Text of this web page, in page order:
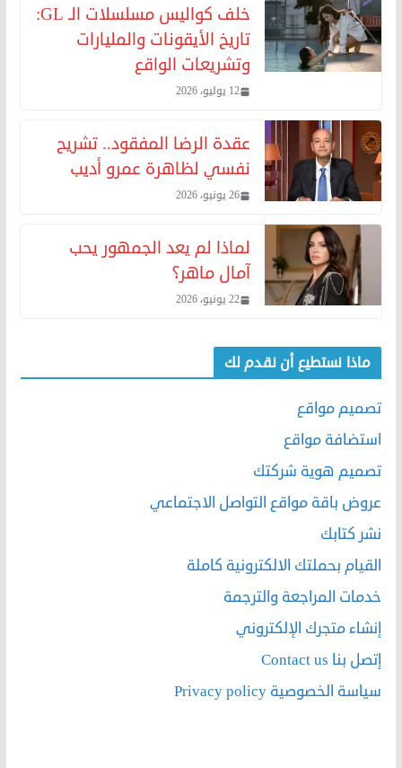
خلف كواليس مسلسلات الـ GL:
تاريخ الأيقونات والمليارات
وتشريعات الواقع
12 يوليو، 2026
عقدة الرضا المفقود.. تشريح
نفسي لظاهرة عمرو أديب
26 يونيو، 2026
لماذا لم يعد الجمهور يحب
آمال ماهر؟
22 يونيو، 2026
ماذا نستطيع أن نقدم لك
تصميم مواقع
استضافة مواقع
تصميم هوية شركتك
عروض باقة مواقع التواصل الاجتماعي
نشر كتابك
القيام بحملتك الالكترونية كاملة
خدمات المراجعة والترجمة
إنشاء متجرك الإلكتروني
إتصل بنا Contact us
سياسة الخصوصية Privacy policy